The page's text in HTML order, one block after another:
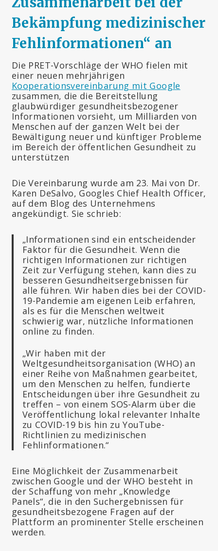
Bekämpfung medizinischer
Fehlinformationen“ an
Die PRET-Vorschläge der WHO fielen mit
einer neuen mehrjährigen
Kooperationsvereinbarung mit Google
zusammen, die die Bereitstellung
glaubwürdiger gesundheitsbezogener
Informationen vorsieht, um Milliarden von
Menschen auf der ganzen Welt bei der
Bewältigung neuer und künftiger Probleme
im Bereich der öffentlichen Gesundheit zu
unterstützen
Die Vereinbarung wurde am 23. Mai von Dr.
Karen DeSalvo, Googles Chief Health Officer,
auf dem Blog des Unternehmens
angekündigt. Sie schrieb:
„Informationen sind ein entscheidender
Faktor für die Gesundheit. Wenn die
richtigen Informationen zur richtigen
Zeit zur Verfügung stehen, kann dies zu
besseren Gesundheitsergebnissen für
alle führen. Wir haben dies bei der COVID-
19-Pandemie am eigenen Leib erfahren,
als es für die Menschen weltweit
schwierig war, nützliche Informationen
online zu finden.
„Wir haben mit der
Weltgesundheitsorganisation (WHO) an
einer Reihe von Maßnahmen gearbeitet,
um den Menschen zu helfen, fundierte
Entscheidungen über ihre Gesundheit zu
treffen – von einem SOS-Alarm über die
Veröffentlichung lokal relevanter Inhalte
zu COVID-19 bis hin zu YouTube-
Richtlinien zu medizinischen
Fehlinformationen.“
Eine Möglichkeit der Zusammenarbeit
zwischen Google und der WHO besteht in
der Schaffung von mehr „Knowledge
Panels“, die in den Suchergebnissen für
gesundheitsbezogene Fragen auf der
Plattform an prominenter Stelle erscheinen
werden.